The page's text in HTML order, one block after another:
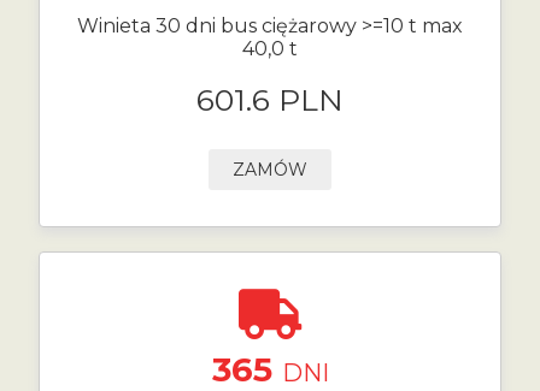
Winieta 30 dni bus ciężarowy >=10 t max
40,0 t
601.6 PLN
ZAMÓW
365 DNI